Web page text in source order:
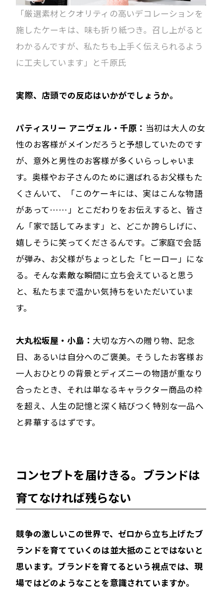
「厳選素材とクオリティの高いデコレーションを
施したケーキは、味も折り紙つき。召し上がると
わかるんですが、私たちも上手く伝えられるよう
に工夫しています」と千原氏
――実際、店頭での反応はいかがでしょうか。
パティスリー アニヴェル・千原： 当初は大人の女
性のお客様がメインだろうと予想していたのです
が、意外と男性のお客様が多くいらっしゃいま
す。奥様やお子さんのために選ばれるお父様もた
くさんいて、「このケーキには、実はこんな物語
があって……」とこだわりをお伝えすると、皆さ
ん「家で話してみます」と、どこか誇らしげに、
嬉しそうに笑ってくださるんです。ご家庭で会話
が弾み、お父様がちょっとした「ヒーロー」にな
る。そんな素敵な瞬間に立ち会えていると思う
と、私たちまで温かい気持ちをいただいていま
す。
大丸松坂屋・小島： 大切な方への贈り物、記念
日、あるいは自分へのご褒美。そうしたお客様お
一人おひとりの背景とディズニーの物語が重なり
合ったとき、それは単なるキャラクター商品の枠
を超え、人生の記憶と深く結びつく特別な一品へ
と昇華するはずです。
コンセプトを届けきる。ブランドは
育てなければ残らない
――競争の激しいこの世界で、ゼロから立ち上げたブ
ランドを育てていくのは並大抵のことではないと
思います。ブランドを育てるという視点では、現
場ではどのようなことを意識されていますか。